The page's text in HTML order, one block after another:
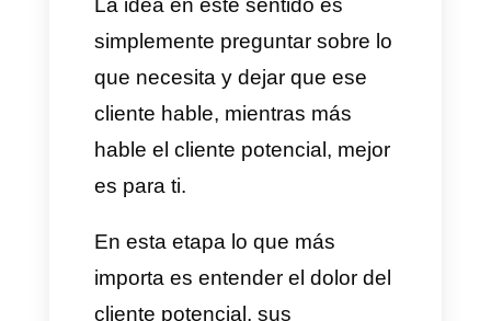
3. Transaccional
Por último tenemos el modelo
de negocio transaccional, este
dos antes mencionados debido
a que ofrece soluciones